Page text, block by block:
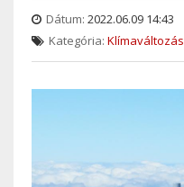
Dátum: 2022.06.09 14:43
Kategória: Klímaváltozás